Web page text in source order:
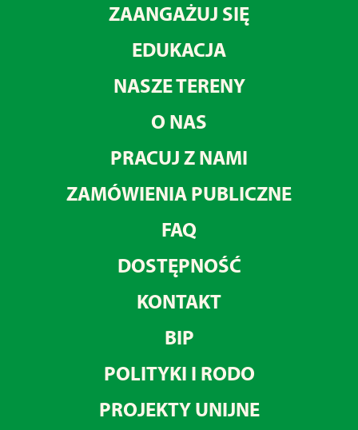
ZAANGAŻUJ SIĘ
EDUKACJA
NASZE TERENY
O NAS
PRACUJ Z NAMI
ZAMÓWIENIA PUBLICZNE
FAQ
DOSTĘPNOŚĆ
KONTAKT
BIP
POLITYKI I RODO
PROJEKTY UNIJNE